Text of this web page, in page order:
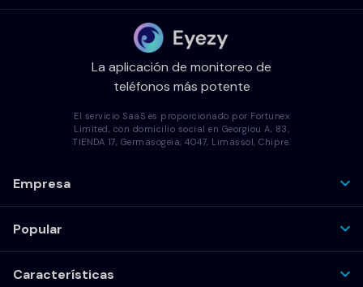
La aplicación de monitoreo de
teléfonos más potente
El servicio SaaS es proporcionado por Fortunex
Limited, con domicilio social en Georgiou A, 83,
TIENDA 17, Germasogeia, 4047, Limassol, Chipre.
Empresa
Popular
Características